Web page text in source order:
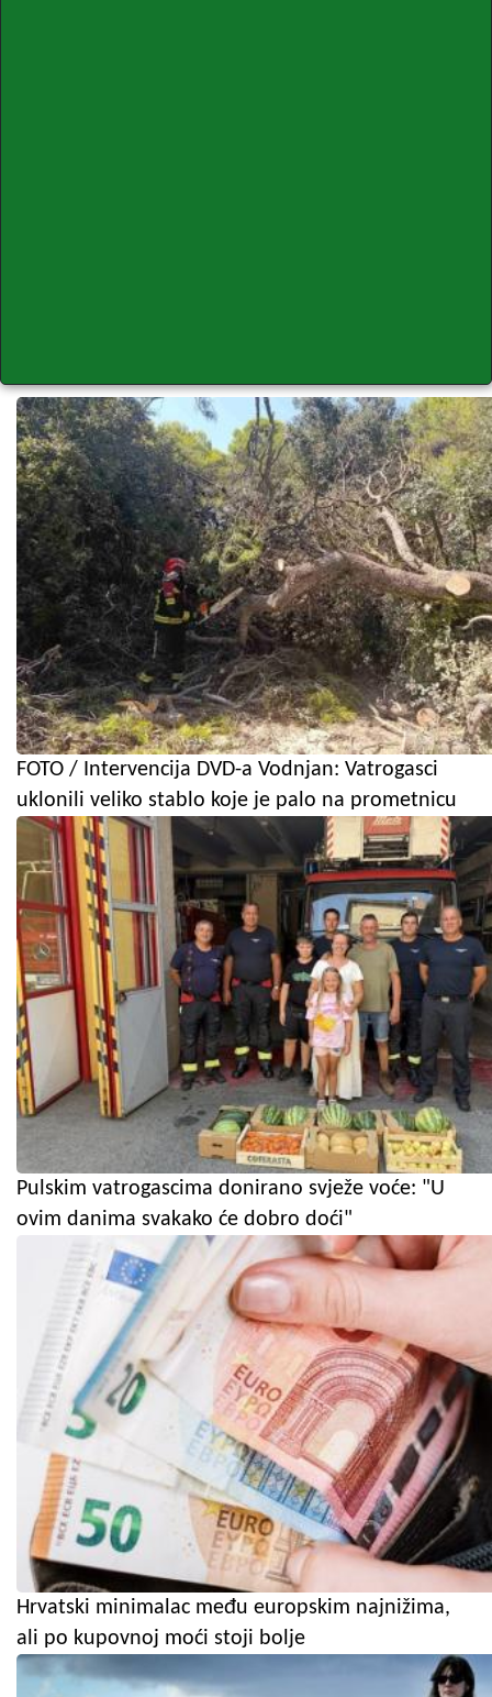
FOTO / Intervencija DVD-a Vodnjan: Vatrogasci
uklonili veliko stablo koje je palo na prometnicu
Pulskim vatrogascima donirano svježe voće: "U
ovim danima svakako će dobro doći"
Hrvatski minimalac među europskim najnižima,
ali po kupovnoj moći stoji bolje